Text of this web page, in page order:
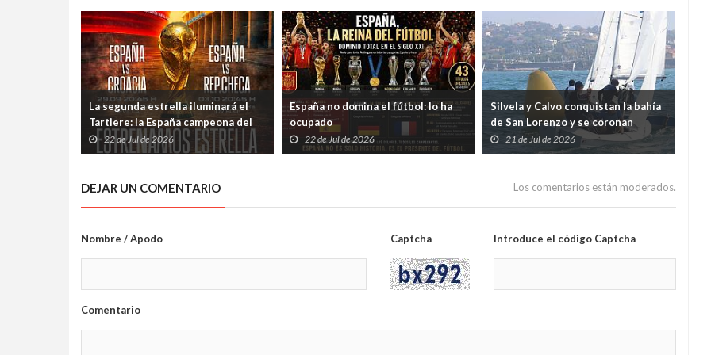
La segunda estrella iluminará el
Tartiere: la España campeona del
mundo jugará en Oviedo el 3 de
octubre
22 de Jul de 2026
España no domina el fútbol: lo ha
ocupado
22 de Jul de 2026
Silvela y Calvo conquistan la bahía
de San Lorenzo y se coronan
campeones de Asturias de Snipe
21 de Jul de 2026
DEJAR UN COMENTARIO Los comentarios están moderados.
Nombre / Apodo Captcha Introduce el código Captcha
Comentario